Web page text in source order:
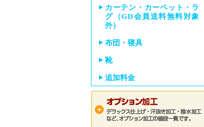
カーテン・カーペット・ラ
グ（GD会員送料無料対象
外）
布団・寝具
靴
追加料金